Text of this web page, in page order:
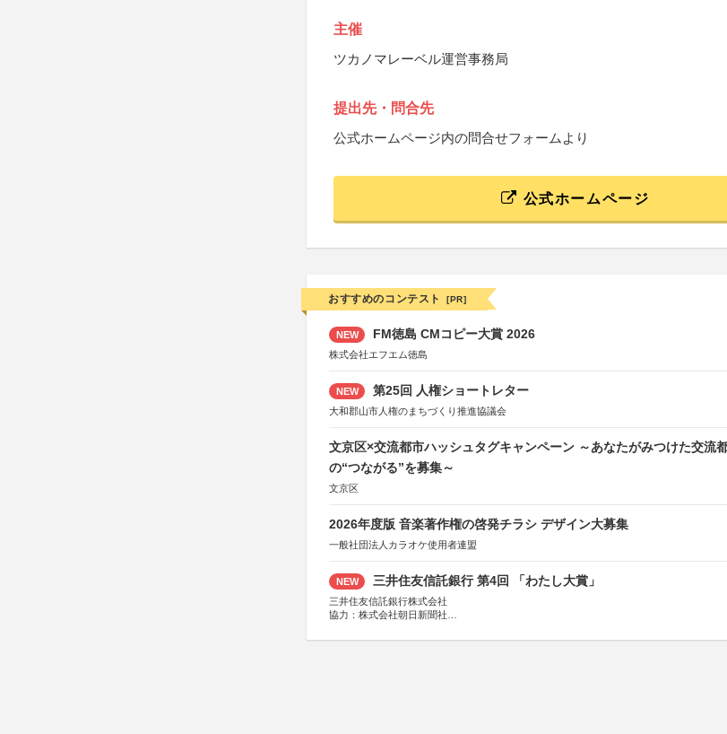
主催
ツカノマレーベル運営事務局
提出先・問合先
公式ホームページ内の問合せフォームより
公式ホームページ
おすすめのコンテスト [PR]
NEW FM徳島 CMコピー大賞 2026
株式会社エフエム徳島
NEW 第25回 人権ショートレター
大和郡山市人権のまちづくり推進協議会
文京区×交流都市ハッシュタグキャンペーン ～あなたがみつけた交流
の“つながる”を募集～
文京区
2026年度版 音楽著作権の啓発チラシ デザイン大募集
一般社団法人カラオケ使用者連盟
NEW 三井住友信託銀行 第4回 「わたし大賞」
三井住友信託銀行株式会社
協力：株式会社朝日新聞社